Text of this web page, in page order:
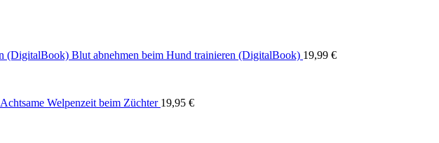
Blut abnehmen beim Hund trainieren (DigitalBook) 19,99 €
Achtsame Welpenzeit beim Züchter 19,95 €